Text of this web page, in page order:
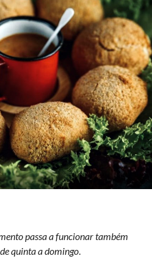
passa a funcionar também
quinta a domingo.